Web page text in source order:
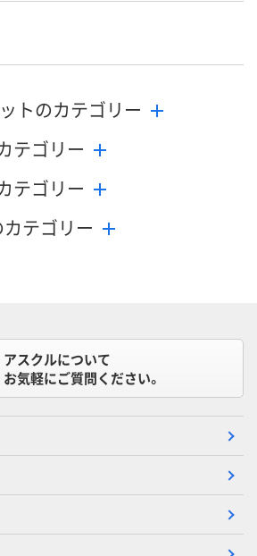
トのカテゴリー
テゴリー
テゴリー
カテゴリー
アスクルについて
お気軽にご質問ください。